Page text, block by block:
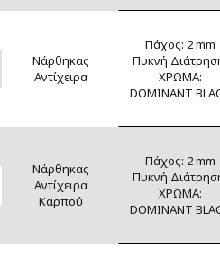
Νάρθηκας
Αντίχειρα
Πάχος: 2 mm
Πυκνή
ΧΡΩΜΑ:
DOMINANT
Νάρθηκας
Αντίχειρα
Καρπού
Πάχος: 2 mm
Πυκνή
ΧΡΩΜΑ:
DOMINANT